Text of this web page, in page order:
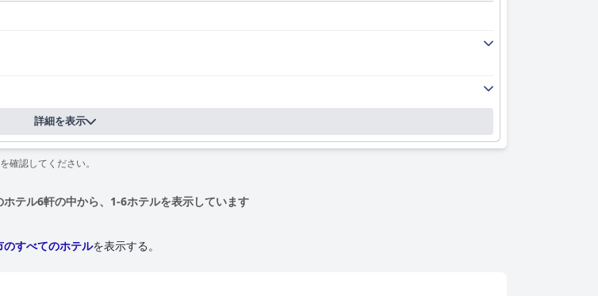
す。新築で細心の注意を払って維持されており、高い天井、富士山や横浜湾の素晴らしい景色を
わっています。ゲストは、スタイリッシュな内装、様々な枕のオプションを備えた快適なベッ
しています。
雰囲気をさらに高めています。
に称賛されています。効率的なフロントデスクサービスから、荷物や予約に対する積極的なサポ
的なコミュニケーション能力は、ポジティブなゲスト体験をさらに高め、三井ガーデンホテル
印象的な速度、そして室内エンターテイメントの向上に役立つことで強調されています。ジム
を保証します。広々としたベッド、便利な場所に配置された電源コンセント、そしてパジャマな
詳細を表示
認してください。
テル6軒の中から、1-6ホテルを表示しています
のすべてのホテルを表示する。